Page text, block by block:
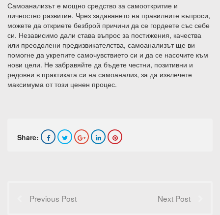
Самоанализът е мощно средство за самооткритие и
личностно развитие. Чрез задаването на правилните въпроси,
можете да откриете безброй причини да се гордеете със себе
си. Независимо дали става въпрос за постижения, качества
или преодолени предизвикателства, самоанализът ще ви
помогне да укрепите самочувствието си и да се насочите към
нови цели. Не забравяйте да бъдете честни, позитивни и
редовни в практиката си на самоанализ, за да извлечете
максимума от този ценен процес.
Share:
Previous Post Next Post